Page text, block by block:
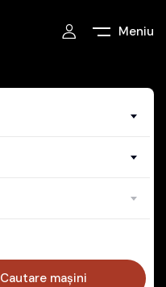
Meniu
Cautare mașini